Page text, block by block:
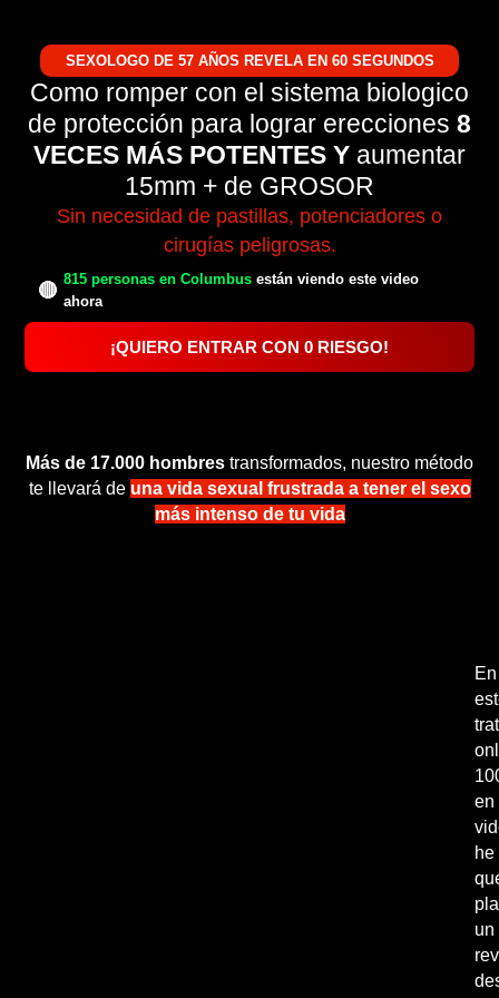
SEXOLOGO DE 57 AÑOS REVELA EN 60 SEGUNDOS
Como romper con el sistema biologico
de protección para lograr erecciones 8
VECES MÁS POTENTES Y aumentar
15mm + de GROSOR
Sin necesidad de pastillas, potenciadores o
cirugías peligrosas.
🔴
815 personas en Columbus están viendo este video
ahora
¡QUIERO ENTRAR CON 0 RIESGO!
Más de 17.000 hombres transformados, nuestro método
te llevará de una vida sexual frustrada a tener el sexo
más intenso de tu vida
En
en
he
un